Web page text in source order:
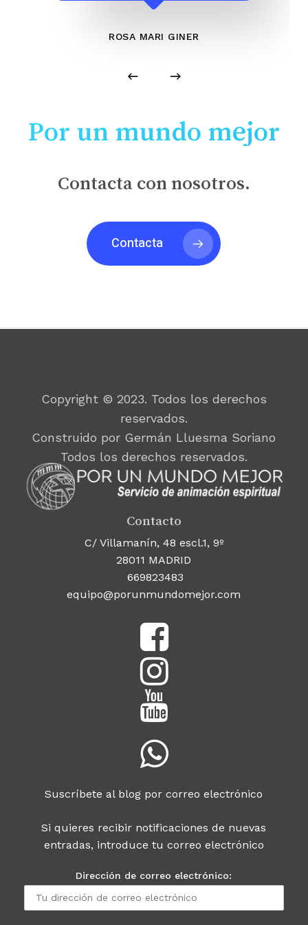
ROSA MARI GINER
Por un mundo mejor
Contacta con nosotros.
Contacta
Copyright © 2023. Todos los derechos
reservados.
Construido por Germán Lluesma Soriano
Todos los derechos reservados.
Contacto
C/ Villamanín, 48 escl.1, 9º
28011 MADRID
669823483
equipo@porunmundomejor.com
Suscríbete al blog por correo electrónico
Si quieres recibir notificaciones de nuevas
entradas, introduce tu correo electrónico
Dirección de correo electrónico: